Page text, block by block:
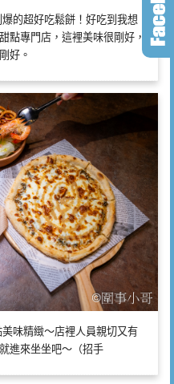
的超好吃鬆餅！好吃到我想
點專門店，這裡美味很剛好，
好。
味精緻～店裡人員親切又有
進來坐坐吧～（招手